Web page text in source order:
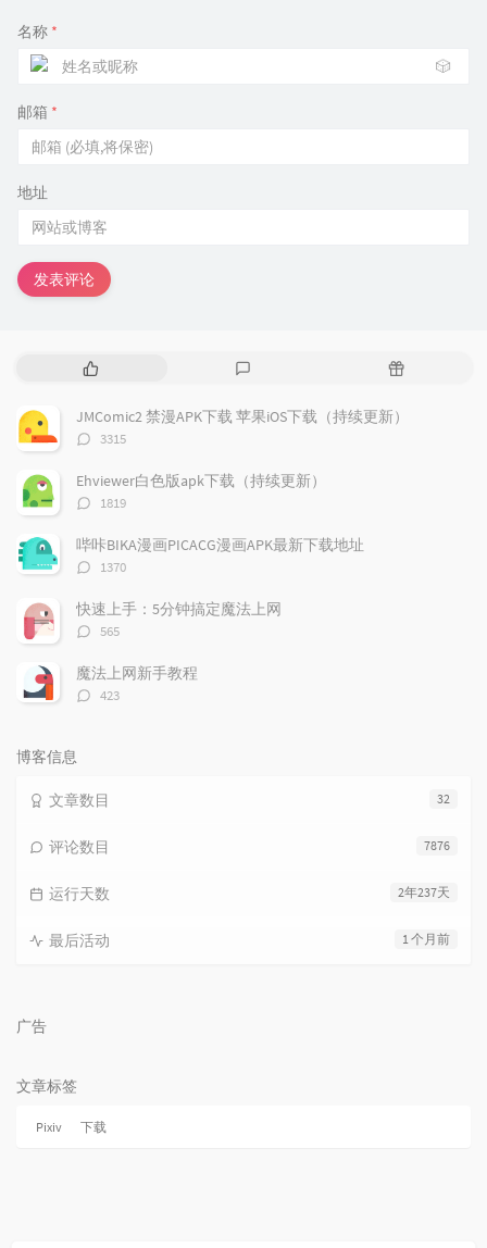
名称 *
🎲
邮箱 *
地址
发表评论
热
文
章
评
随
JMComic2 禁漫APK下载 苹果iOS下载（持续更新）
评
数：
3315
Ehviewer白色版apk下载（持续更新）
评
数：
1819
哔咔BIKA漫画PICACG漫画APK最新下载地址
评
数：
1370
快速上手：5分钟搞定魔法上网
评
数：
565
魔法上网新手教程
评
423
博客信息
32
文章数目
7876
评论数目
2年237天
运行天数
1 个月前
最后活动
广告
文章标签
Pixiv 下载